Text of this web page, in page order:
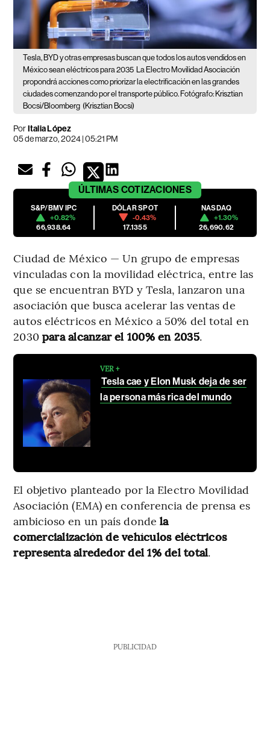
Tesla, BYD y otras empresas buscan que todos los autos vendidos en
México sean eléctricos para 2035
La Electro Movilidad Asociación
propondrá acciones como priorizar la electrificación en las grandes
ciudades comenzando por el transporte público. Fotógrafo: Krisztian
Bocsi/Bloomberg (Krisztian Bocsi)
PorItalia López
05 de marzo, 2024 | 05:21 PM
ÚLTIMAS COTIZACIONES
S&P/BMV IPC
+0.82%
66,938.64
DÓLAR SPOT
-0.43%
17.1355
NASDAQ
+1.30%
26,690.62
Ciudad de México — Un grupo de empresas
vinculadas con la movilidad eléctrica, entre las
que se encuentran BYD y Tesla, lanzaron una
asociación que busca acelerar las ventas de
autos eléctricos en México a 50% del total en
2030 para alcanzar el 100% en 2035.
VER +
Tesla cae y Elon Musk deja de ser
la persona más rica del mundo
El objetivo planteado por la Electro Movilidad
Asociación (EMA) en conferencia de prensa es
ambicioso en un país dondela
comercialización de vehículos eléctricos
representa alrededor del 1% del total.
PUBLICIDAD